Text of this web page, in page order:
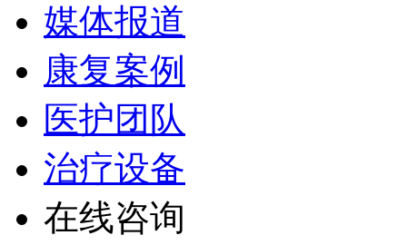
媒体报道
康复案例
医护团队
治疗设备
在线咨询